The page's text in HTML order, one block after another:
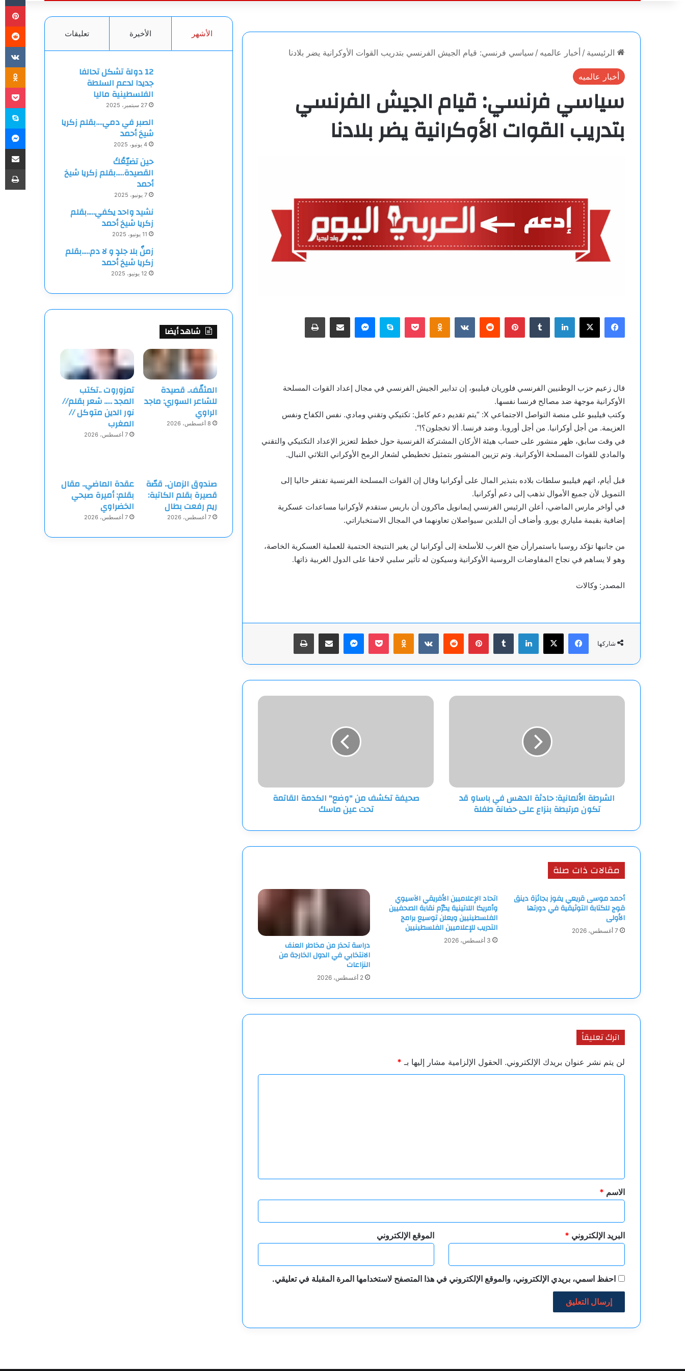
عن
الرئيسية / أخبار عالميه / سياسي فرنسي: قيام الجيش الفرنسي بتدريب القوات الأوكرانية يضر بلادنا
أخبار عالميه
سياسي فرنسي: قيام الجيش الفرنسي
بتدريب القوات الأوكرانية يضر بلادنا
فيسبوك
‫X لينكدإن بينتيريست Odnoklassniki
‫Pocketسكايبماسنجرمشاركة عبر البريد طباعة
قال زعيم حزب الوطنيين الفرنسي فلوريان فيليبو، إن تدابير الجيش الفرنسي في مجال إعداد القوات المسلحة
الأوكرانية موجهة ضد مصالح فرنسا نفسها.
وكتب فيليبو على منصة التواصل الاجتماعي Х: “يتم تقديم دعم كامل: تكتيكي وتقني ومادي. نفس الكفاح ونفس
العزيمة. من أجل أوكرانيا. من أجل أوروبا. وضد فرنسا. ألا تخجلون؟!”.
في وقت سابق، ظهر منشور على حساب هيئة الأركان المشتركة الفرنسية حول خطط لتعزيز الإعداد التكتيكي والتقني
والمادي للقوات المسلحة الأوكرانية. وتم تزيين المنشور بتمثيل تخطيطي لشعار الرمح الأوكراني الثلاثي النبال.
قبل أيام، اتهم فيليبو سلطات بلاده بتبذير المال على أوكرانيا وقال إن القوات المسلحة الفرنسية تفتقر حاليا إلى
التمويل لأن جميع الأموال تذهب إلى دعم أوكرانيا.
في أواخر مارس الماضي، أعلن الرئيس الفرنسي إيمانويل ماكرون أن باريس ستقدم لأوكرانيا مساعدات عسكرية
إضافية بقيمة ملياري يورو. وأضاف أن البلدين سيواصلان تعاونهما في المجال الاستخباراتي.
من جانبها تؤكد روسيا باستمرارأن ضخ الغرب للأسلحة إلى أوكرانيا لن يغير النتيجة الحتمية للعملية العسكرية الخاصة،
وهو لا يساهم في نجاح المفاوضات الروسية الأوكرانية وسيكون له تأثير سلبي لاحقا على الدول الغربية ذاتها.
المصدر: وكالات
شاركها
فيسبوك
‫X لينكدإن بينتيريست Odnoklassniki
‫Pocketماسنجرمشاركة عبر البريد طباعة
الشرطة
مرتبطة
بنزاع
طفلة
الشرطة الألمانية: حادثة الدهس في باساو قد
تكون مرتبطة بنزاع على حضانة طفلة
صحيفة
ماسك
صحيفة تكشف من "وضع" الكدمة القاتمة
تحت عين ماسك
مقالات ذات صلة
أحمد موسى قريعي يفوز بجائزة دينق
قوج للكتابة التوثيقية في دورتها
الأولى
7 أغسطس، 2026
اتحاد الإعلاميين الأفريقي الآسيوي
وأمريكا اللاتينية يكرّم نقابة الصحفيين
الفلسطينيين ويعلن توسيع برامج
التدريب للإعلاميين الفلسطينيين
3 أغسطس، 2026 دراسة تحذر من مخاطر العنف
الانتخابي في الدول الخارجة من
النزاعات
2 أغسطس، 2026
اترك تعليقاً
لن يتم نشر عنوان بريدك الإلكتروني. الحقول الإلزامية مشار إليها بـ *
*
الاسم *
البريد الإلكتروني * الموقع الإلكتروني
احفظ اسمي، بريدي الإلكتروني، والموقع الإلكتروني في هذا المتصفح لاستخدامها المرة المقبلة في تعليقي.
الأشهر الأخيرة تعليقات
12 دولة تشكل تحالفا
جديدا لدعم السلطة
الفلسطينية ماليا
27 سبتمبر، 2025
الصبر في دمي….بقلم زكريا
شيخ أحمد
4 يونيو، 2025
حين تضيّعُكَ
القصيدة…..بقلم زكريا شيخ
أحمد
7 يونيو، 2025
نشيد واحد يكفي…..بقلم
زكريا شيخ أحمد
11 يونيو، 2025
زمنٌ بلا جلدٍ و لا دم…..بقلم
زكريا شيخ أحمد
12 يونيو، 2025
شاهد أيضا
المثقّف.. قصيدة
للشاعر السوري: ماجد
الراوي
8 أغسطس، 2026
تمزوروت ..تكتب
المجد ….. شعر بقلم//
نور الدين متوكل //
المغرب
7 أغسطس، 2026
صندوق الزمان.. قصّة
قصيرة بقلم الكاتبة:
ريم رفعت بطال
7 أغسطس، 2026
عقدة الماضي.. مقال
بقلم: أميرة صبحي
الخضراوي
7 أغسطس، 2026